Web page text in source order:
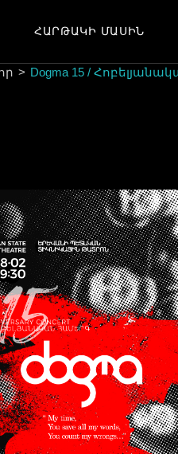
ՀԱՐԹԱԿԻ ՄԱՍԻՆ
ՊԱՏՄՈՒԹՅՈՒՆ
ԾԱՌԱՅՈՒԹՅՈՒՆՆԵՐ
Dogma 15 /